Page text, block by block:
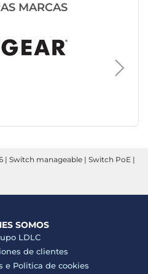
MARCAS
Switch
TP-LINK
| Switch manageable | Switch PoE |
SOMOS
LDLC
de clientes
e Politica de cookies